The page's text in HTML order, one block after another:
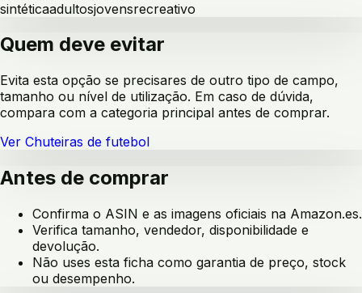
sintéticaadultosjovensrecreativo
Quem deve evitar
Evita esta opção se precisares de outro tipo de campo,
tamanho ou nível de utilização. Em caso de dúvida,
compara com a categoria principal antes de comprar.
Ver Chuteiras de futebol
Antes de comprar
Confirma o ASIN e as imagens oficiais na Amazon.es.
Verifica tamanho, vendedor, disponibilidade e
devolução.
Não uses esta ficha como garantia de preço, stock
ou desempenho.